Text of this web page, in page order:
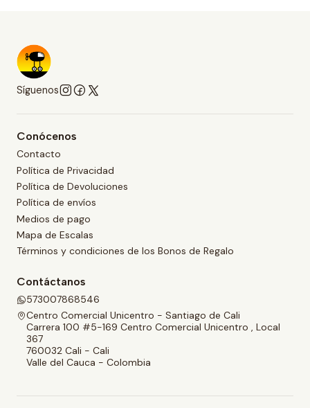
Síguenos
Conócenos
Contacto
Política de Privacidad
Política de Devoluciones
Política de envíos
Medios de pago
Mapa de Escalas
Términos y condiciones de los Bonos de Regalo
Contáctanos
573007868546
Centro Comercial Unicentro - Santiago de Cali
Carrera 100 #5-169 Centro Comercial Unicentro , Local
367
760032 Cali - Cali
Valle del Cauca - Colombia